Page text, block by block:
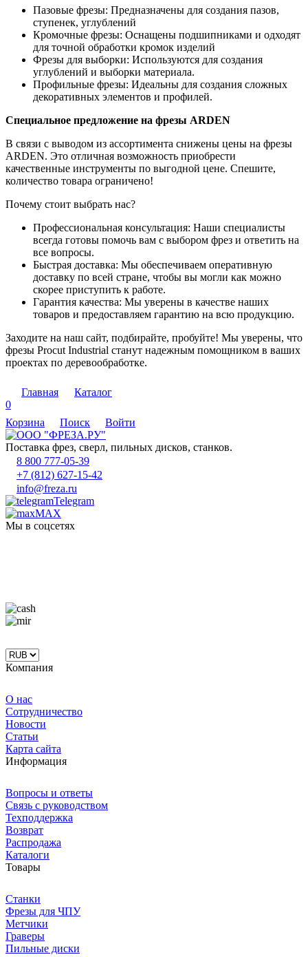
Пазовые фрезы: Предназначены для создания пазов,
ступенек, углублений
Кромочные фрезы: Оснащены подшипниками и одходят
для точной обработки кромок изделий
Фрезы для выборки: Используются для создания
углублений и выборки материала.
Профильные фрезы: Идеальны для создания сложных
декоративных элементов и профилей.
Специальное предложение на фрезы ARDEN
В связи с выводом из ассортимента снижены цены на фрезы
ARDEN. Это отличная возможность приобрести
качественные инструменты по выгодной цене. Спешите,
количество товара ограничено!
Почему стоит выбрать нас?
Профессиональная консультация: Наши специалисты
всегда готовы помочь вам с выбором фрез и ответить на
все вопросы.
Быстрая доставка: Мы обеспечиваем оперативную
доставку по всей стране, чтобы вы могли как можно
скорее приступить к работе.
Гарантия качества: Мы уверены в качестве наших
товаров и предоставляем гарантию на всю продукцию.
Заходите на наш сайт, подбирайте, пробуйте! Мы уверены, что
фрезы Procut Industrial станут надежным помощником в ваших
проектах по деревообработке.
Главная
Каталог
0
Корзина
Поиск Войти
Поставка фрез, сверл, пильных дисков, станков.
8 800 777-05-39
+7 (812) 627-15-42
info@freza.ru
Telegram
MAX
Мы в соцсетях
Компания
О нас
Сотрудничество
Новости
Статьи
Карта сайта
Информация
Вопросы и ответы
Связь с руководством
Техподдержка
Возврат
Распродажа
Каталоги
Товары
Станки
Фрезы для ЧПУ
Метчики
Граверы
Пильные диски